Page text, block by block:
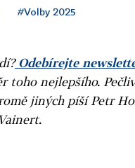
#Volby 2025
Odebírejte
toho nejlepšího.
jiných píší Petr